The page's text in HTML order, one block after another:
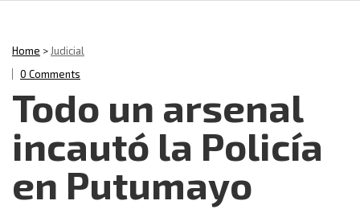
Home >Judicial
0 Comments
Todo un arsenal
incautó la Policía
en Putumayo